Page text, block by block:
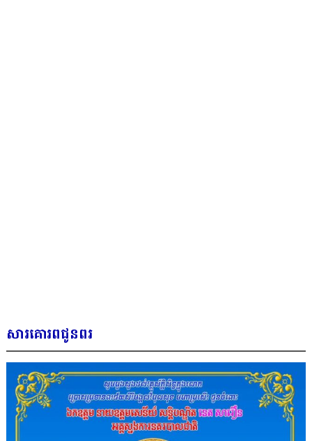
សារគោរពជូនពរ